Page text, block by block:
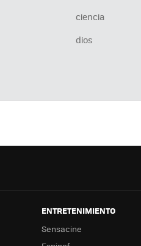
ciencia
dios
ENTRETENIMIENTO
Sensacine